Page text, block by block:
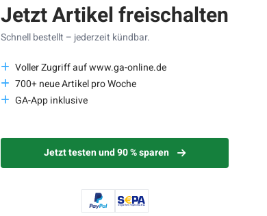
Jetzt Artikel freischalten
Schnell bestellt – jederzeit kündbar.
Voller Zugriff auf www.ga-online.de
700+ neue Artikel pro Woche
GA-App inklusive
Jetzt testen und 90 % sparen